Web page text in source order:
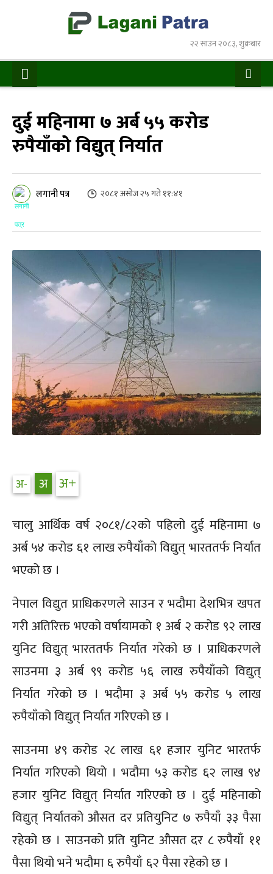
२२ साउन २०८३, शुक्रबार
दुई महिनामा ७ अर्ब ५५ करोड
रुपैयाँको विद्युत् निर्यात
लगानी पत्र २०८१ असोज २५ गते ११:४१
चालु आर्थिक वर्ष २०८१/८२को पहिलो दुई महिनामा ७
अर्ब ५४ करोड ६१ लाख रुपैयाँको विद्युत् भारततर्फ निर्यात
भएको छ ।
नेपाल विद्युत प्राधिकरणले साउन र भदौमा देशभित्र खपत
गरी अतिरिक्त भएको वर्षायामको १ अर्ब २ करोड ९२ लाख
युनिट विद्युत् भारततर्फ निर्यात गरेको छ । प्राधिकरणले
साउनमा ३ अर्ब ९९ करोड ५६ लाख रुपैयाँको विद्युत्
निर्यात गरेको छ । भदौमा ३ अर्ब ५५ करोड ५ लाख
रुपैयाँको विद्युत् निर्यात गरिएको छ ।
साउनमा ४९ करोड २८ लाख ६१ हजार युनिट भारतर्फ
निर्यात गरिएको थियो । भदौमा ५३ करोड ६२ लाख ९४
हजार युनिट विद्युत् निर्यात गरिएको छ । दुई महिनाको
विद्युत् निर्यातको औसत दर प्रतियुनिट ७ रुपैयाँ ३३ पैसा
रहेको छ । साउनको प्रति युनिट औसत दर ८ रुपैयाँ ११
पैसा थियो भने भदौमा ६ रुपैयाँ ६२ पैसा रहेको छ ।